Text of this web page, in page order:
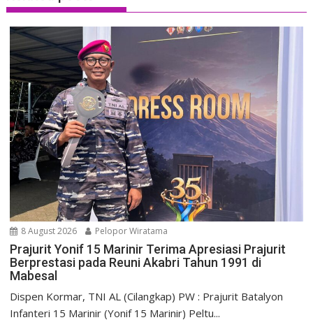
8 August 2026 Pelopor Wiratama
Prajurit Yonif 15 Marinir Terima Apresiasi Prajurit
Berprestasi pada Reuni Akabri Tahun 1991 di
Mabesal
Dispen Kormar, TNI AL (Cilangkap) PW : Prajurit Batalyon
Infanteri 15 Marinir (Yonif 15 Marinir) Peltu...